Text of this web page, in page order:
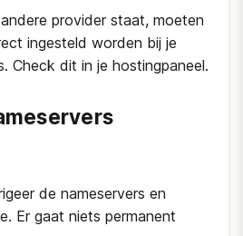
provider staat, moeten
ingesteld worden bij je
Check dit in je hostingpaneel.
de nameservers en
Er gaat niets permanent